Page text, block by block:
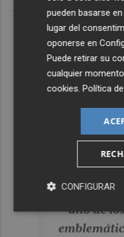
pueden basarse
lugar del
oponerse en
Puede retirar su
cualquier
cookies.Política
CONFIGURAR